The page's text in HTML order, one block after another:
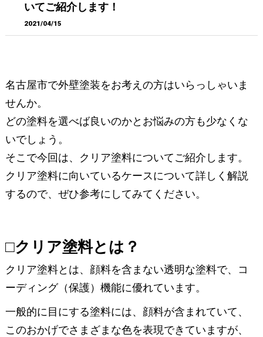
いてご紹介します！
2021/04/15
名古屋市で外壁塗装をお考えの方はいらっしゃいま
せんか。
どの塗料を選べば良いのかとお悩みの方も少なくな
いでしょう。
そこで今回は、クリア塗料についてご紹介します。
クリア塗料に向いているケースについて詳しく解説
するので、ぜひ参考にしてみてください。
□クリア塗料とは？
クリア塗料とは、顔料を含まない透明な塗料で、コ
ーディング（保護）機能に優れています。
一般的に目にする塗料には、顔料が含まれていて、
このおかげでさまざまな色を表現できていますが、